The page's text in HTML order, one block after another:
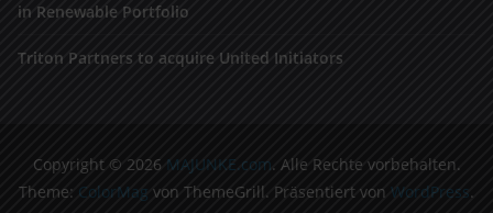
in Renewable Portfolio
Triton Partners to acquire United Initiators
Copyright © 2026 MAJUNKE.com. Alle Rechte vorbehalten.
Theme: ColorMag von ThemeGrill. Präsentiert von WordPress.